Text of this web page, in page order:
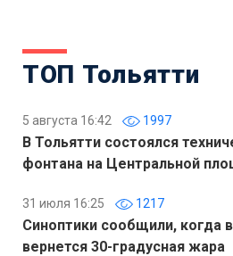
ТОП Тольятти
5 августа 16:42 1997
В Тольятти состоялся
фонтана на Центральной
31 июля 16:25 1217
Синоптики сообщили, когда
вернется 30-градусная жара